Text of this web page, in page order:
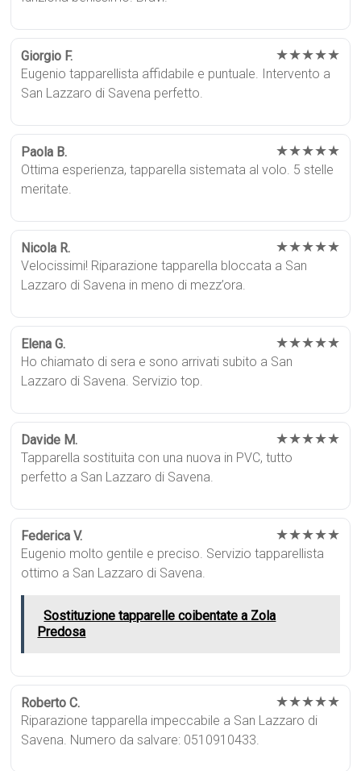
Giorgio F. ★★★★★
Eugenio tapparellista affidabile e puntuale. Intervento a
San Lazzaro di Savena perfetto.
Paola B. ★★★★★
Ottima esperienza, tapparella sistemata al volo. 5 stelle
meritate.
Nicola R. ★★★★★
Velocissimi! Riparazione tapparella bloccata a San
Lazzaro di Savena in meno di mezz’ora.
Elena G. ★★★★★
Ho chiamato di sera e sono arrivati subito a San
Lazzaro di Savena. Servizio top.
Davide M. ★★★★★
Tapparella sostituita con una nuova in PVC, tutto
perfetto a San Lazzaro di Savena.
Federica V. ★★★★★
Eugenio molto gentile e preciso. Servizio tapparellista
ottimo a San Lazzaro di Savena.
Sostituzione tapparelle coibentate a Zola
Predosa
Roberto C. ★★★★★
Riparazione tapparella impeccabile a San Lazzaro di
Savena. Numero da salvare: 0510910433.